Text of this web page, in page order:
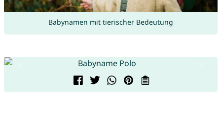
Babynamen mit tierischer Bedeutung